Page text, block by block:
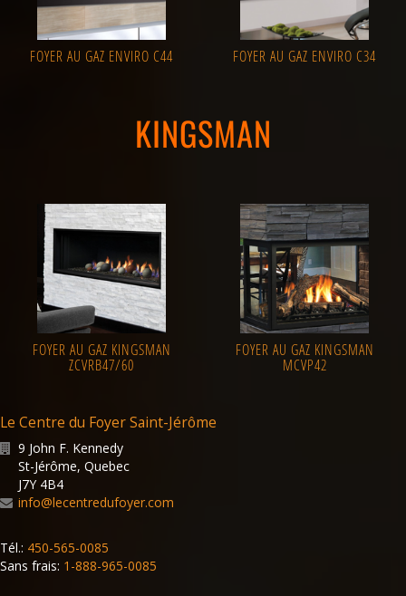
FOYER AU GAZ ENVIRO C44 FOYER AU GAZ ENVIRO C34
KINGSMAN
FOYER AU GAZ KINGSMAN
ZCVRB47/60
FOYER AU GAZ KINGSMAN
MCVP42
Le Centre du Foyer Saint-Jérôme
9 John F. Kennedy
St-Jérôme, Quebec
J7Y 4B4
info@lecentredufoyer.com
Tél.: 450-565-0085
Sans frais: 1-888-965-0085